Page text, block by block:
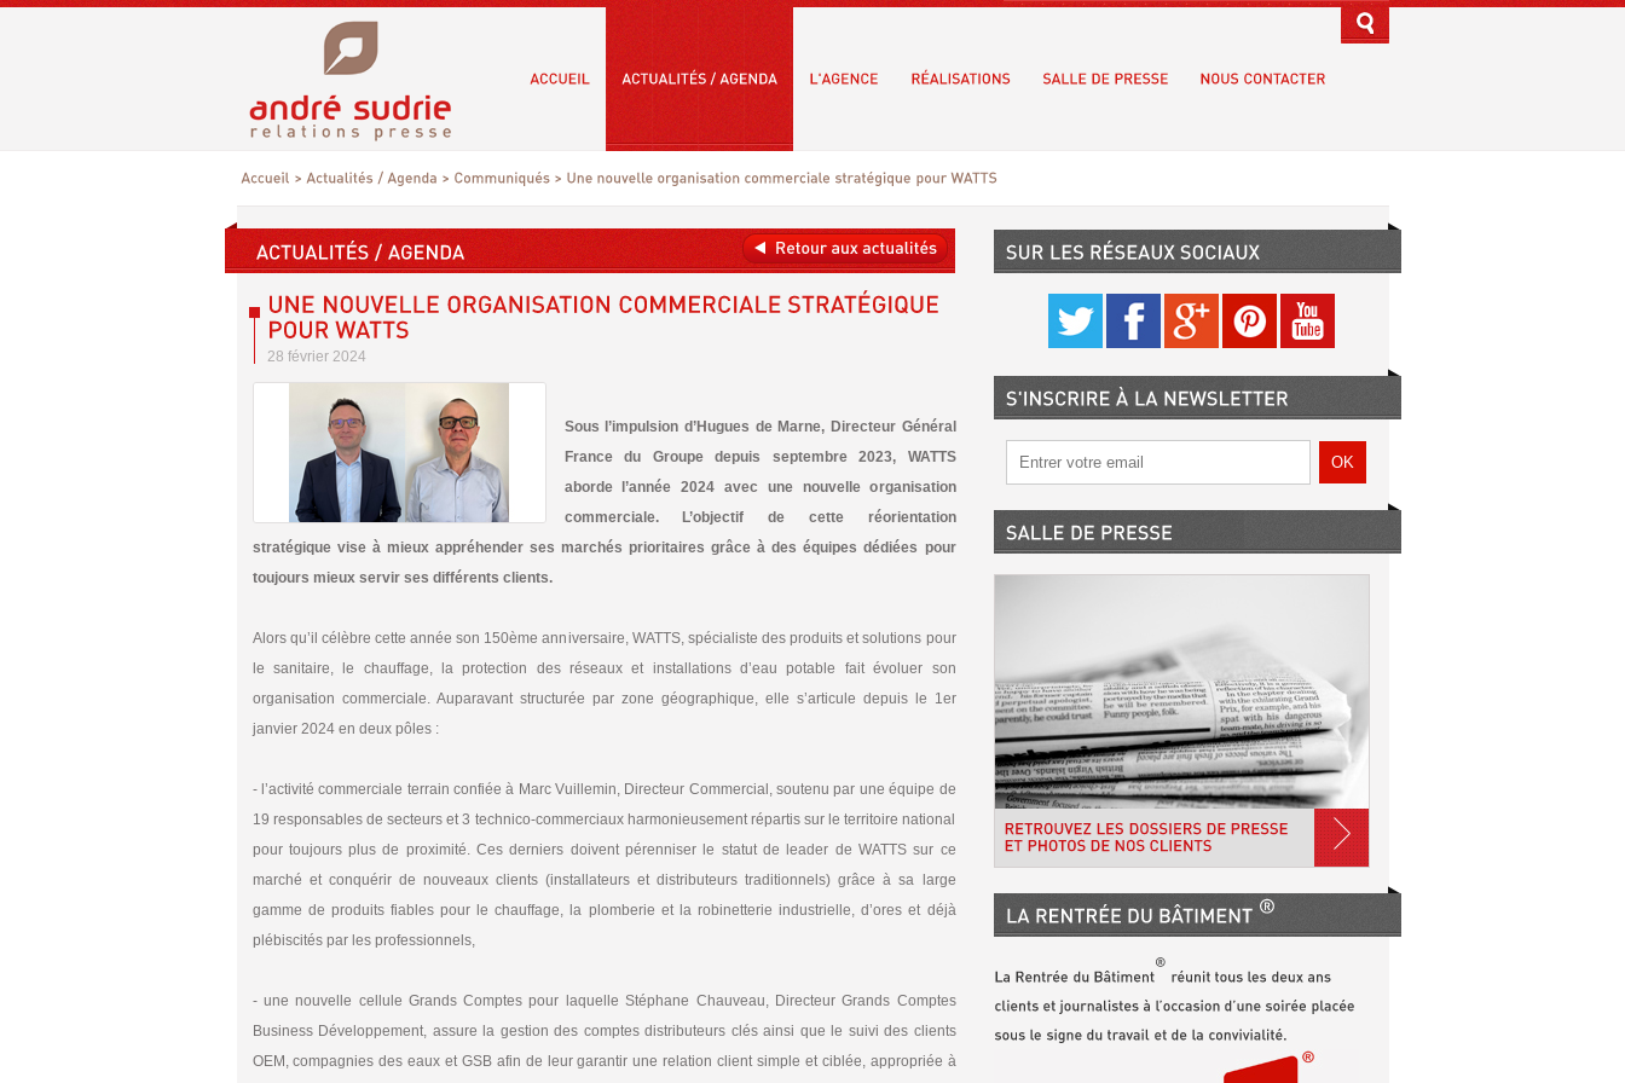
28 février 2024
Sous l’impulsion d’Hugues de Marne, Directeur Général
France du Groupe depuis septembre 2023, WATTS
aborde l’année 2024 avec une nouvelle organisation
commerciale. L’objectif de cette réorientation
stratégique vise à mieux appréhender ses marchés prioritaires grâce à des équipes dédiées pour
toujours mieux servir ses différents clients.
Alors qu’il célèbre cette année son 150ème anniversaire, WATTS, spécialiste des produits et solutions pour
le sanitaire, le chauffage, la protection des réseaux et installations d’eau potable fait évoluer son
organisation commerciale. Auparavant structurée par zone géographique, elle s’articule depuis le 1er
janvier 2024 en deux pôles :
- l’activité commerciale terrain confiée à Marc Vuillemin, Directeur Commercial, soutenu par une équipe de
19 responsables de secteurs et 3 technico-commerciaux harmonieusement répartis sur le territoire national
pour toujours plus de proximité. Ces derniers doivent pérenniser le statut de leader de WATTS sur ce
marché et conquérir de nouveaux clients (installateurs et distributeurs traditionnels) grâce à sa large
gamme de produits fiables pour le chauffage, la plomberie et la robinetterie industrielle, d’ores et déjà
plébiscités par les professionnels,
- une nouvelle cellule Grands Comptes pour laquelle Stéphane Chauveau, Directeur Grands Comptes
Business Développement, assure la gestion des comptes distributeurs clés ainsi que le suivi des clients
OEM, compagnies des eaux et GSB afin de leur garantir une relation client simple et ciblée, appropriée à